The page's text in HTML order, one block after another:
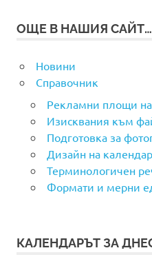
ОЩЕ В НАШИЯ САЙТ…
Новини
Справочник
Рекламни площи
Изисквания към
Подготовка за
Дизайн на
Терминологичен
Формати и мерни
КАЛЕНДАРЪТ ЗА